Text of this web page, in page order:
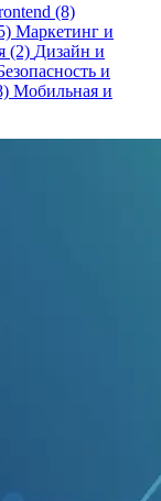
(8)
Маркетинг и
(2) Дизайн и
и
Мобильная и